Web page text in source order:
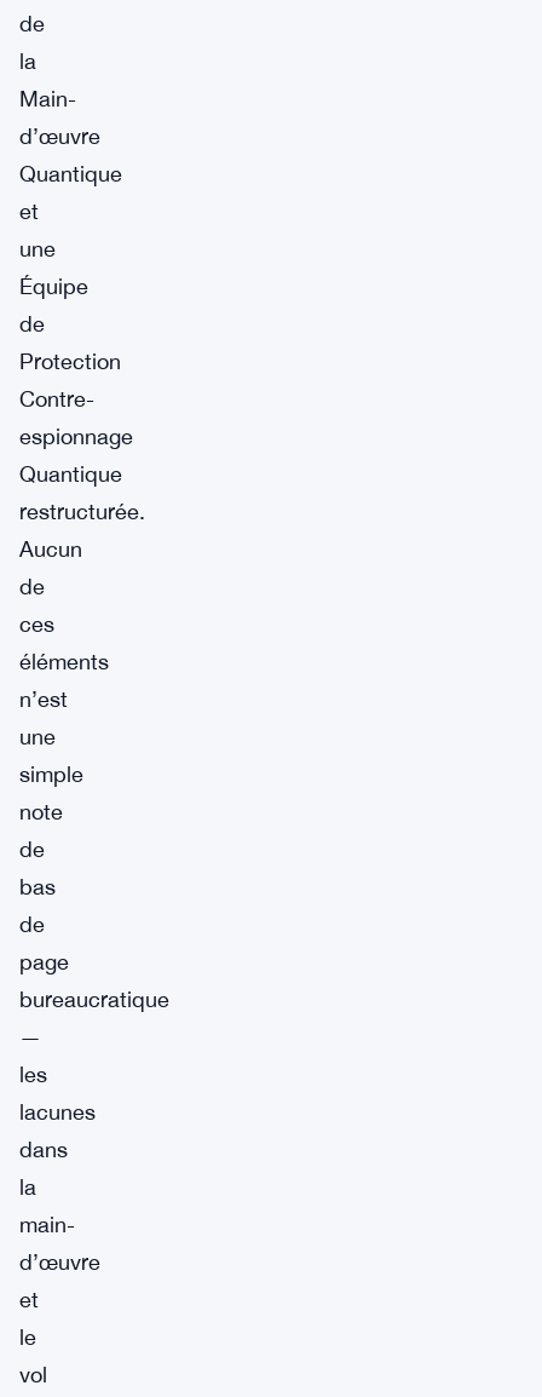
de
la
Main-
d’œuvre
Quantique
et
une
Équipe
de
Protection
Contre-
espionnage
Quantique
restructurée.
Aucun
de
ces
éléments
n’est
une
simple
note
de
bas
de
page
bureaucratique
—
les
lacunes
dans
la
main-
d’œuvre
et
le
vol